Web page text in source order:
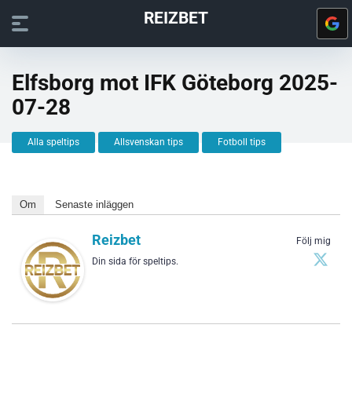
REIZBET
Elfsborg mot IFK Göteborg 2025-
07-28
Alla speltips Allsvenskan tips Fotboll tips
Om Senaste inläggen
Följ mig
Reizbet
Din sida för speltips.